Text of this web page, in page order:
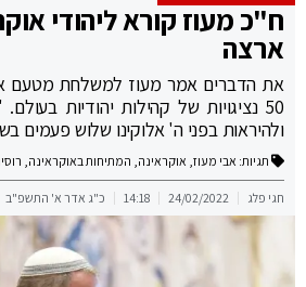
ח"כ מעוז קורא ליהודי
ארצה
את הדברים אמר מעוז למשלחת מטעם
50 נציגויות של קהילות יהודיות
ולהיראות בפני ה' אלוקינו שלוש פעמים
תגיות: אבי מעוז, אוקראינה, המתיחות באוקראינה,
חגי פלג 24/02/2022
14:18 כ"ג אדר א' התשפ"ב